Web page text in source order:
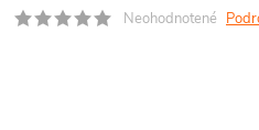
Neohodnotené